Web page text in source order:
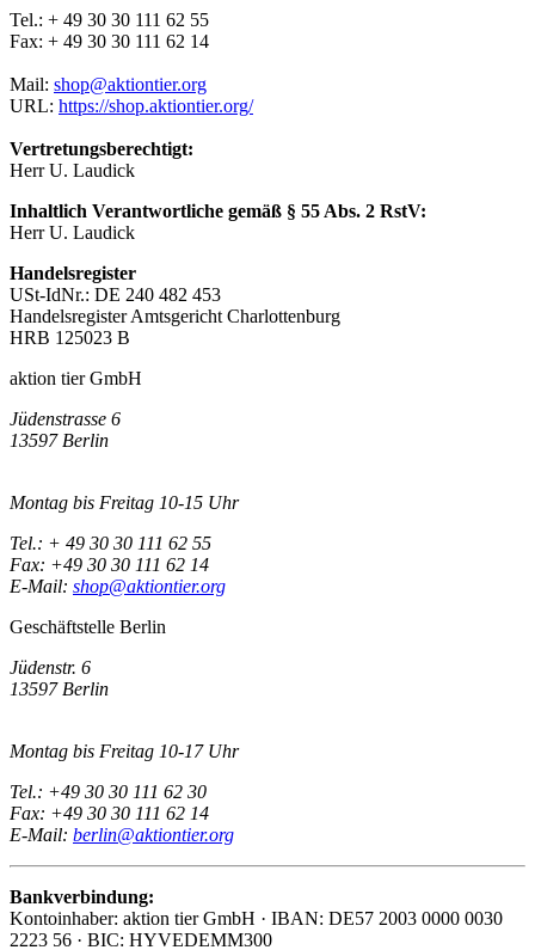
Tel.: + 49 30 30 111 62 55
Fax: + 49 30 30 111 62 14
Mail: shop@aktiontier.org
URL: https://shop.aktiontier.org/
Vertretungsberechtigt:
Herr U. Laudick
Inhaltlich Verantwortliche gemäß § 55 Abs. 2 RstV:
Herr U. Laudick
Handelsregister
USt-IdNr.: DE 240 482 453
Handelsregister Amtsgericht Charlottenburg
HRB 125023 B
aktion tier GmbH
Jüdenstrasse 6
13597 Berlin
Montag bis Freitag 10-15 Uhr
Tel.: + 49 30 30 111 62 55
Fax: +49 30 30 111 62 14
E-Mail: shop@aktiontier.org
Geschäftstelle Berlin
Jüdenstr. 6
13597 Berlin
Montag bis Freitag 10-17 Uhr
Tel.: +49 30 30 111 62 30
Fax: +49 30 30 111 62 14
E-Mail: berlin@aktiontier.org
Bankverbindung:
Kontoinhaber: aktion tier GmbH · IBAN: DE57 2003 0000 0030
2223 56 · BIC: HYVEDEMM300